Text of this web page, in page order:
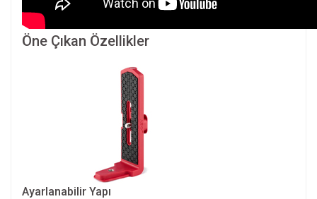
Öne Çıkan Özellikler
Ayarlanabilir Yapı